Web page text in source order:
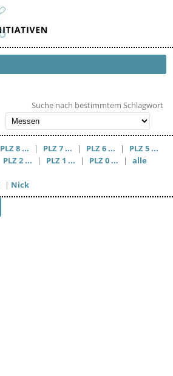
Suche nach bestimmtem Schlagwort
PLZ 8 ... | PLZ 7 ... | PLZ 6 ... |
PLZ 5 ...
PLZ 2 ... | PLZ 1 ... | PLZ 0 ... |
alle
| Nick